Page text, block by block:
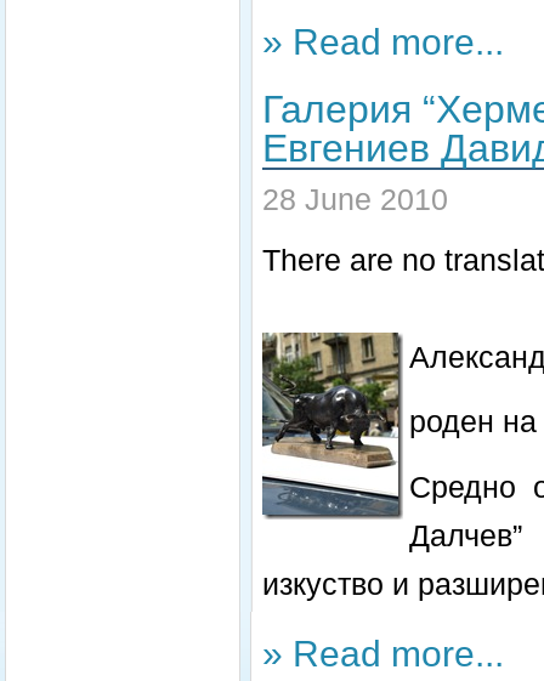
» Read more...
Галерия
Евгениев
28 June 2010
There are no
роден
Средно
изкуство и
» Read more...